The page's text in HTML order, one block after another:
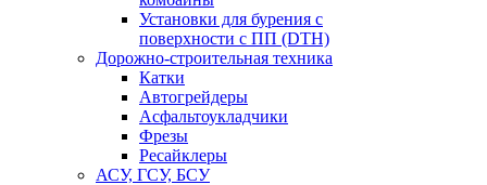
Установки для бурения с
поверхности с ПП (DTH)
Дорожно-строительная техника
Катки
Автогрейдеры
Асфальтоукладчики
Фрезы
Ресайклеры
АСУ, ГСУ, БСУ